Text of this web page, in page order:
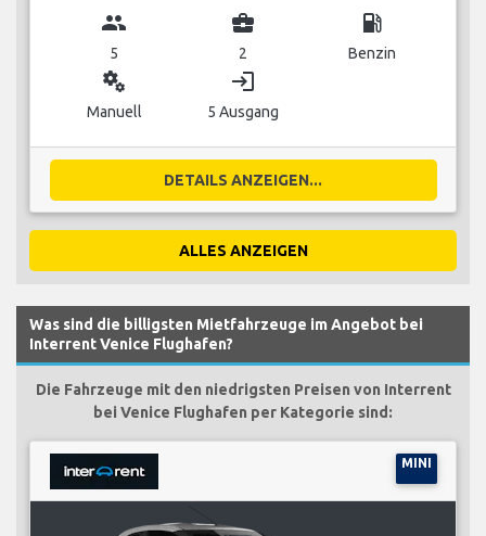
group
5
business_center
2
local_gas_station
Benzin
miscellaneous_services
Manuell
login
5 Ausgang
DETAILS ANZEIGEN...
ALLES ANZEIGEN
Was sind die billigsten Mietfahrzeuge im Angebot bei
Interrent Venice Flughafen?
Die Fahrzeuge mit den niedrigsten Preisen von Interrent
bei Venice Flughafen per Kategorie sind:
MINI